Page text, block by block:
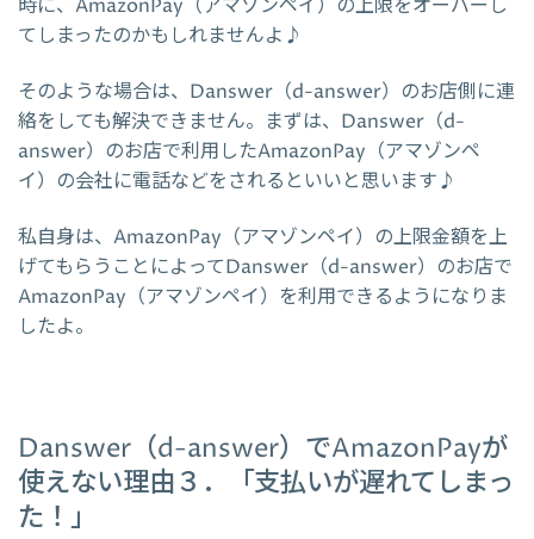
時に、AmazonPay（アマゾンペイ）の上限をオーバーし
てしまったのかもしれませんよ♪
そのような場合は、Danswer（d-answer）のお店側に連
絡をしても解決できません。まずは、Danswer（d-
answer）のお店で利用したAmazonPay（アマゾンペ
イ）の会社に電話などをされるといいと思います♪
私自身は、AmazonPay（アマゾンペイ）の上限金額を上
げてもらうことによってDanswer（d-answer）のお店で
AmazonPay（アマゾンペイ）を利用できるようになりま
したよ。
Danswer（d-answer）でAmazonPayが
使えない理由３．「支払いが遅れてしまっ
た！」